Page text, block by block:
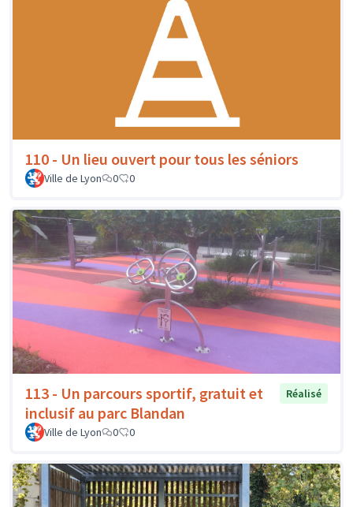
110 - Un lieu ouvert pour tous les séniors
Ville de Lyon 0 0
113 - Un parcours sportif, gratuit et
inclusif au parc Blandan
Réalisé
Ville de Lyon 0 0